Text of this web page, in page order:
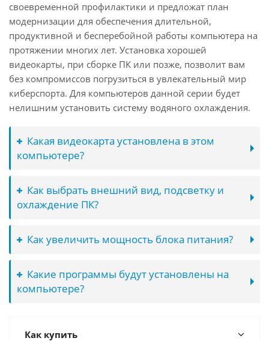
своевременной профилактики и предложат план
модернизации для обеспечения длительной,
продуктивной и бесперебойной работы компьютера на
протяжении многих лет. Установка хорошей
видеокарты, при сборке ПК или позже, позволит вам
без компромиссов погрузиться в увлекательный мир
киберспорта. Для компьютеров данной серии будет
нелишним установить систему водяного охлаждения.
Какая видеокарта установлена в этом
компьютере?
Как выбрать внешний вид, подсветку и
охлаждение ПК?
Как увеличить мощность блока питания?
Какие программы будут установлены на
компьютере?
Как купить